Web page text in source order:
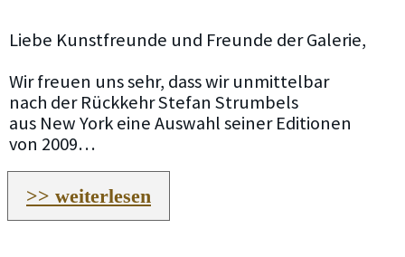
Liebe Kunstfreunde und Freunde der Galerie,
Wir freuen uns sehr, dass wir unmittelbar
nach der Rückkehr Stefan Strumbels
aus New York eine Auswahl seiner Editionen
von 2009…
>> weiterlesen